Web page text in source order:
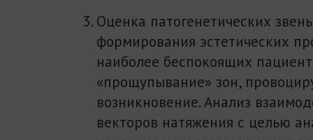
Оценка патогенетических
формирования эстетических
наиболее беспокоящих
«прощупывание» зон,
возникновение. Анализ
векторов натяжения с целью